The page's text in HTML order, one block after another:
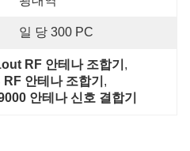
일 당 300 PC
RF 안테나 조합기 ,
안테나 조합기 ,
안테나 신호 결합기